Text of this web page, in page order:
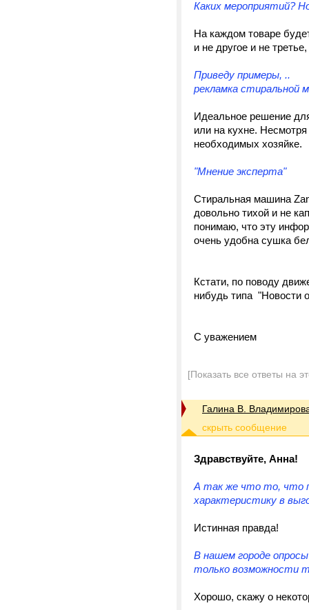
Каких мероприятий?
На каждом товаре
и не другое и не
Приведу примеры, ..
рекламка стиральной
Идеальное решение
или на кухне.
необходимых хозяйке.
"Мнение эксперта"
Стиральная машина
довольно тихой и не
понимаю, что эту
очень удобна сушка
Кстати, по поводу
нибудь типа "Новости
С уважением
[Показать все ответы на
Галина В.
Здравствуйте, Анна!
А так же что то, что
характеристику в
Истинная правда!
В нашем городе
только возможности
Хорошо, скажу о